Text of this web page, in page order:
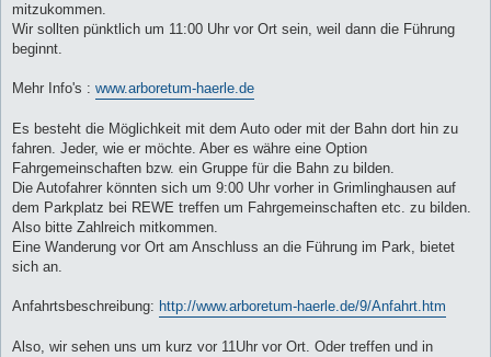
mitzukommen.
Wir sollten pünktlich um 11:00 Uhr vor Ort sein, weil dann die Führung
beginnt.
Mehr Info's : www.arboretum-haerle.de
Es besteht die Möglichkeit mit dem Auto oder mit der Bahn dort hin zu
fahren. Jeder, wie er möchte. Aber es währe eine Option
Fahrgemeinschaften bzw. ein Gruppe für die Bahn zu bilden.
Die Autofahrer könnten sich um 9:00 Uhr vorher in Grimlinghausen auf
dem Parkplatz bei REWE treffen um Fahrgemeinschaften etc. zu bilden.
Also bitte Zahlreich mitkommen.
Eine Wanderung vor Ort am Anschluss an die Führung im Park, bietet
sich an.
Anfahrtsbeschreibung: http://www.arboretum-haerle.de/9/Anfahrt.htm
Also, wir sehen uns um kurz vor 11Uhr vor Ort. Oder treffen und in